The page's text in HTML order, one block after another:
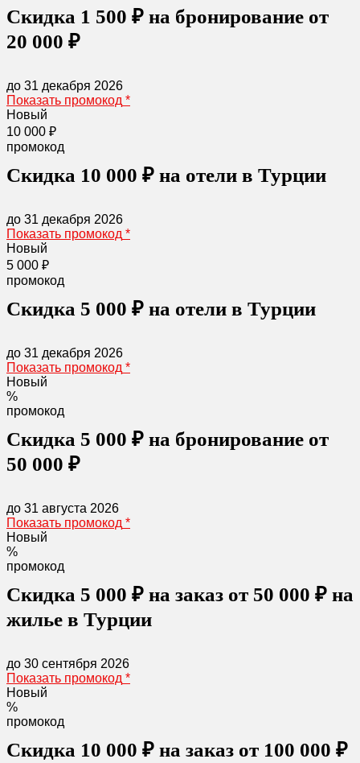
Скидка 1 500 ₽ на бронирование от
20 000 ₽
до 31 декабря 2026
Показать промокод *
Новый
10 000 ₽
промокод
Скидка 10 000 ₽ на отели в Турции
до 31 декабря 2026
Показать промокод *
Новый
5 000 ₽
промокод
Скидка 5 000 ₽ на отели в Турции
до 31 декабря 2026
Показать промокод *
Новый
%
промокод
Скидка 5 000 ₽ на бронирование от
50 000 ₽
до 31 августа 2026
Показать промокод *
Новый
%
промокод
Cкидка 5 000 ₽ на заказ от 50 000 ₽ на
жилье в Турции
до 30 сентября 2026
Показать промокод *
Новый
%
промокод
Cкидка 10 000 ₽ на заказ от 100 000 ₽